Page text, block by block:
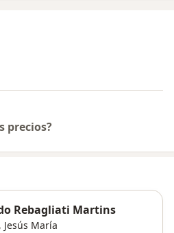
precios?
Rebagliati Martins
Jesús María